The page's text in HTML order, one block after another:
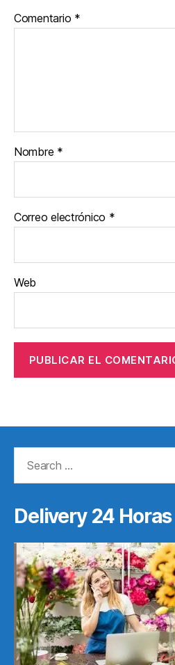
Comentario *
Nombre *
Correo electrónico *
Web
Delivery 24 Horas